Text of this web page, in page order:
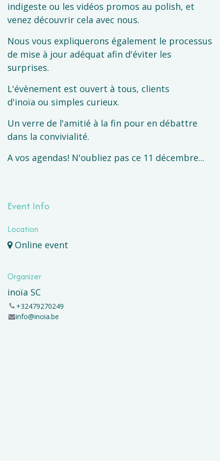
indigeste ou les vidéos promos au polish, et
venez découvrir cela avec nous.
Nous vous expliquerons également le processus
de mise à jour adéquat afin d'éviter les
surprises.
L'évènement est ouvert à tous, clients
d'inoïa ou simples curieux.
Un verre de l'amitié à la fin pour en débattre
dans la convivialité.
A vos agendas! N'oubliez pas ce 11 décembre...
Event Info
Location
Online event
Organizer
inoïa SC
+32479270249
info@inoia.be